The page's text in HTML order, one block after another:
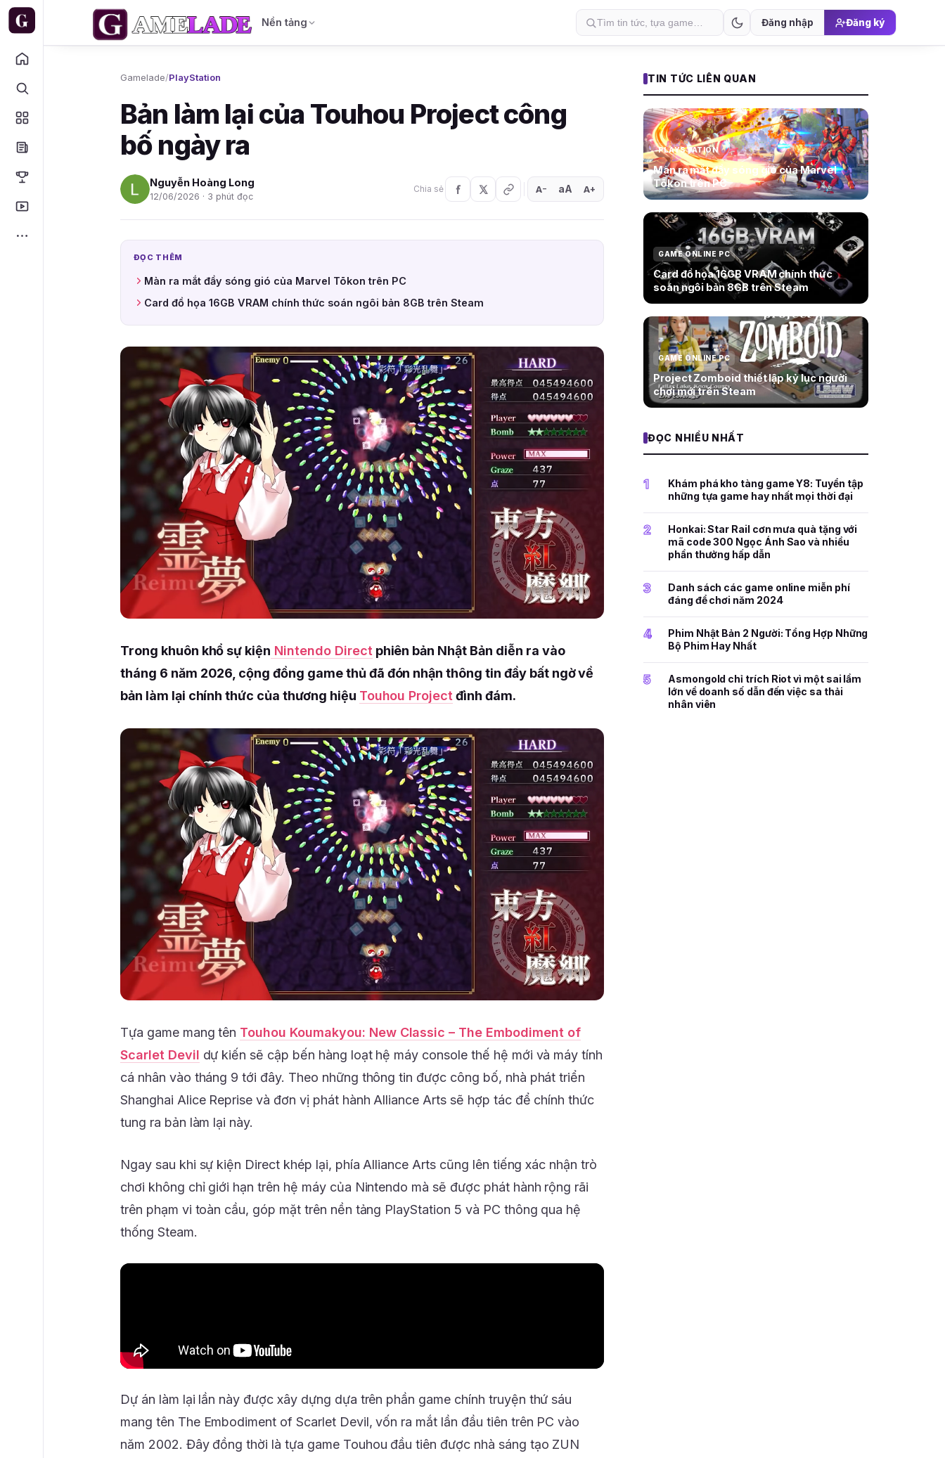
Nền tảng Đăng nhập Đăng ký
Gamelade/PlayStation
Bản làm lại của Touhou Project công
bố ngày ra
Nguyễn Hoàng Long
12/06/2026 · 3 phút đọc
Chia sẻ A− aA A+
ĐỌC THÊM
Màn ra mắt đầy sóng gió của Marvel Tōkon trên PC
Card đồ họa 16GB VRAM chính thức soán ngôi bản 8GB trên Steam
Trong khuôn khổ sự kiện Nintendo Direct phiên bản Nhật Bản diễn ra vào
tháng 6 năm 2026, cộng đồng game thủ đã đón nhận thông tin đầy bất ngờ về
bản làm lại chính thức của thương hiệu Touhou Project đình đám.
Tựa game mang tên Touhou Koumakyou: New Classic – The Embodiment of
Scarlet Devil dự kiến sẽ cập bến hàng loạt hệ máy console thế hệ mới và máy tính
cá nhân vào tháng 9 tới đây. Theo những thông tin được công bố, nhà phát triển
Shanghai Alice Reprise và đơn vị phát hành Alliance Arts sẽ hợp tác để chính thức
tung ra bản làm lại này.
Ngay sau khi sự kiện Direct khép lại, phía Alliance Arts cũng lên tiếng xác nhận trò
chơi không chỉ giới hạn trên hệ máy của Nintendo mà sẽ được phát hành rộng rãi
trên phạm vi toàn cầu, góp mặt trên nền tảng PlayStation 5 và PC thông qua hệ
thống Steam.
Dự án làm lại lần này được xây dựng dựa trên phần game chính truyện thứ sáu
mang tên The Embodiment of Scarlet Devil, vốn ra mắt lần đầu tiên trên PC vào
năm 2002. Đây đồng thời là tựa game Touhou đầu tiên được nhà sáng tạo ZUN
TIN TỨC LIÊN QUAN
PLAYSTATION
Màn ra mắt đầy sóng gió của Marvel
Tōkon trên PC
GAME ONLINE PC
Card đồ họa 16GB VRAM chính thức
soán ngôi bản 8GB trên Steam
GAME ONLINE PC
Project Zomboid thiết lập kỷ lục người
chơi mới trên Steam
ĐỌC NHIỀU NHẤT
1
Khám phá kho tàng game Y8: Tuyển tập
những tựa game hay nhất mọi thời đại
2
Honkai: Star Rail cơn mưa quà tặng với
mã code 300 Ngọc Ánh Sao và nhiều
phần thưởng hấp dẫn
3
Danh sách các game online miễn phí
đáng để chơi năm 2024
4
Phim Nhật Bản 2 Người: Tổng Hợp Những
Bộ Phim Hay Nhất
5
Asmongold chỉ trích Riot vì một sai lầm
lớn về doanh số dẫn đến việc sa thải
nhân viên